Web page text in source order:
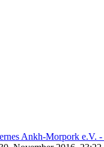
Ankh-Morpork e.V.